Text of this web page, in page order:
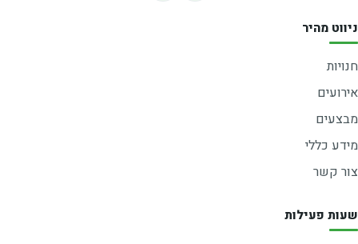
ניווט מהיר
חנויות
אירועים
מבצעים
מידע כללי
צור קשר
שעות פעילות